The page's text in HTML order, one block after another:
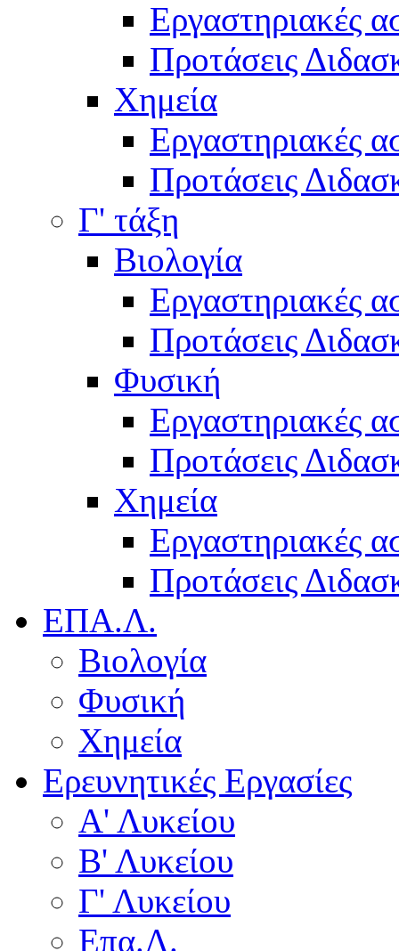
Εργαστηριακές
Προτάσεις
Χημεία
Εργαστηριακές
Προτάσεις
Γ' τάξη
Βιολογία
Εργαστηριακές
Προτάσεις
Φυσική
Εργαστηριακές
Προτάσεις
Χημεία
Εργαστηριακές
Προτάσεις
ΕΠΑ.Λ.
Βιολογία
Φυσική
Χημεία
Ερευνητικές Εργασίες
Α' Λυκείου
Β' Λυκείου
Γ' Λυκείου
Επα.Λ.